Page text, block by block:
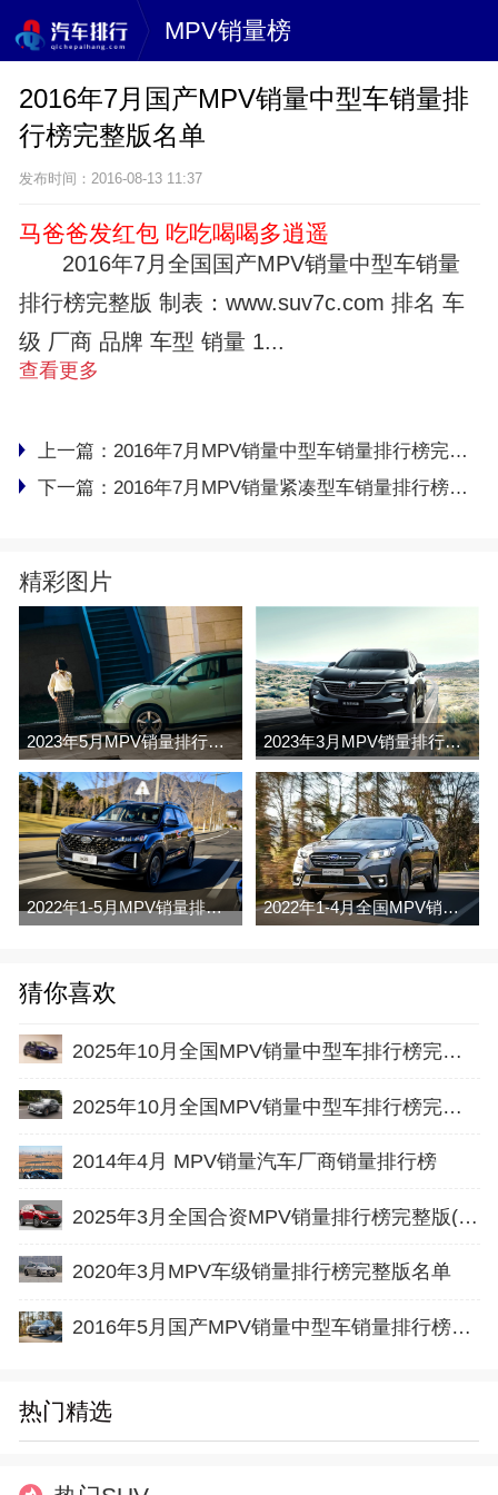
MPV销量榜
2016年7月国产MPV销量中型车销量排
行榜完整版名单
发布时间：2016-08-13 11:37
马爸爸发红包 吃吃喝喝多逍遥
2016年7月全国国产MPV销量中型车销量
排行榜完整版 制表：www.suv7c.com 排名 车
级 厂商 品牌 车型 销量 1...
查看更多
上一篇： 2016年7月MPV销量中型车销量排行榜完整版名单
下一篇： 2016年7月MPV销量紧凑型车销量排行榜完整版名单
精彩图片
2023年5月MPV销量排行榜完整版名单 2023年3月MPV销量排行榜完整版名单
2022年1-5月MPV销量排行榜 2022年1-4月全国MPV销量排行榜完整版
猜你喜欢
2025年10月全国MPV销量中型车排行榜完整版(零售量
2025年10月全国MPV销量中型车排行榜完整版(批发量
2014年4月 MPV销量汽车厂商销量排行榜
2025年3月全国合资MPV销量排行榜完整版(零售量
2020年3月MPV车级销量排行榜完整版名单
2016年5月国产MPV销量中型车销量排行榜完整版名单
热门精选